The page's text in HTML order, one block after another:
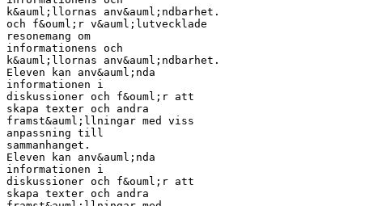
k&auml;llornas anv&auml;ndbarhet.
och f&ouml;r v&auml;lutvecklade
resonemang om
informationens och
k&auml;llornas anv&auml;ndbarhet.
Eleven kan anv&auml;nda
informationen i
diskussioner och f&ouml;r att
skapa texter och andra
framst&auml;llningar med viss
anpassning till
sammanhanget.
Eleven kan anv&auml;nda
informationen i
diskussioner och f&ouml;r att
skapa texter och andra